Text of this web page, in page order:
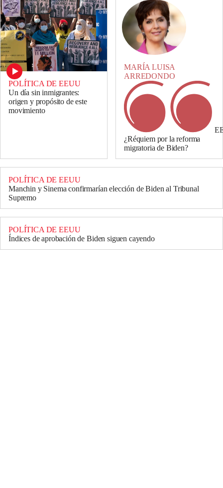
POLÍTICA DE EEUU
Un día sin inmigrantes:
origen y propósito de este
movimiento
MARÍA LUISA
ARREDONDO
¿Réquiem por la reforma
migratoria de Biden?
POLÍTICA DE EEUU
Manchin y Sinema confirmarían elección de Biden al Tribunal
Supremo
POLÍTICA DE EEUU
Índices de aprobación de Biden siguen cayendo